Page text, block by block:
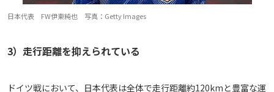
日本代表 FW伊東純也 写真：Getty Images
3）走行距離を抑えられている
ドイツ戦において、日本代表は全体で走行距離約120kmと豊富な運